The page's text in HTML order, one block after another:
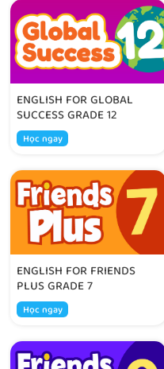
ENGLISH FOR GLOBAL
SUCCESS GRADE 12
Học ngay
ENGLISH FOR FRIENDS
PLUS GRADE 7
Học ngay